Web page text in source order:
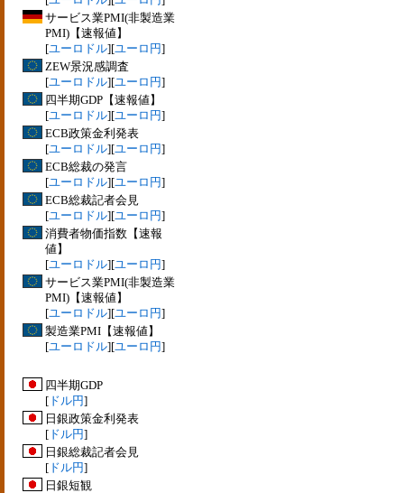
サービス業PMI(非製造業
PMI)【速報値】
[ユーロドル][ユーロ円]
ZEW景況感調査
[ユーロドル][ユーロ円]
四半期GDP【速報値】
[ユーロドル][ユーロ円]
ECB政策金利発表
[ユーロドル][ユーロ円]
ECB総裁の発言
[ユーロドル][ユーロ円]
ECB総裁記者会見
[ユーロドル][ユーロ円]
消費者物価指数【速報
値】
[ユーロドル][ユーロ円]
サービス業PMI(非製造業
PMI)【速報値】
[ユーロドル][ユーロ円]
製造業PMI【速報値】
[ユーロドル][ユーロ円]
四半期GDP
[ ドル円]
日銀政策金利発表
[ ドル円]
日銀総裁記者会見
[ ドル円]
日銀短観